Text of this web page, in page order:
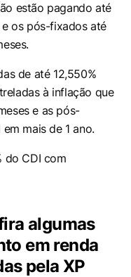
estão pagando até
e os pós-fixados até
de até 12,550%
à inflação que
e as pós-
mais de 1 ano.
do CDI com
algumas
em renda
pela XP